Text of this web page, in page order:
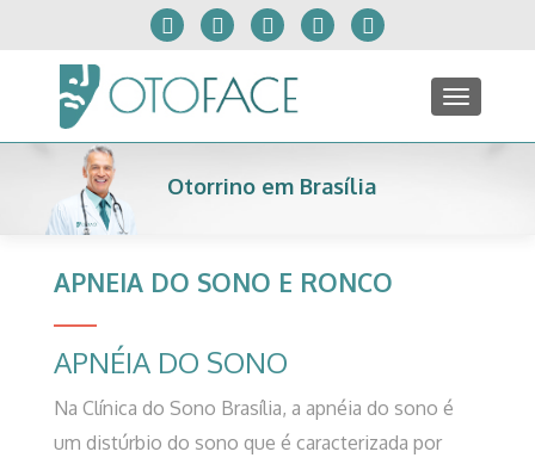
Otorrino em Brasília
APNEIA DO SONO E RONCO
APNÉIA DO SONO
Na Clínica do Sono Brasília, a apnéia do sono é
um distúrbio do sono que é caracterizada por